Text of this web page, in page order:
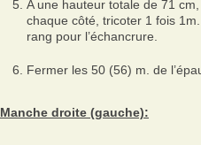
A une hauteur totale de 71
chaque côté, tricoter 1 fois
rang pour l’échancrure.
Fermer les 50 (56) m. de
Manche droite (gauche):